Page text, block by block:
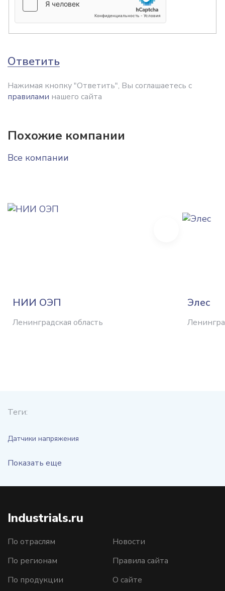
Ответить
Нажимая кнопку "Ответить", Вы соглашаетесь с
правилами нашего сайта
Похожие компании
Все компании
НИИ ОЭП
Ленинградская область
Элес
Теги:
Датчики напряжения
Показать еще
Industrials.ru
По отраслям
По регионам
По продукции
Новости
Правила сайта
О сайте